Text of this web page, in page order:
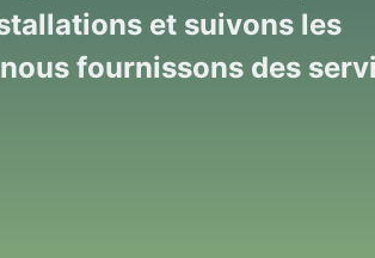
et suivons les
fournissons des